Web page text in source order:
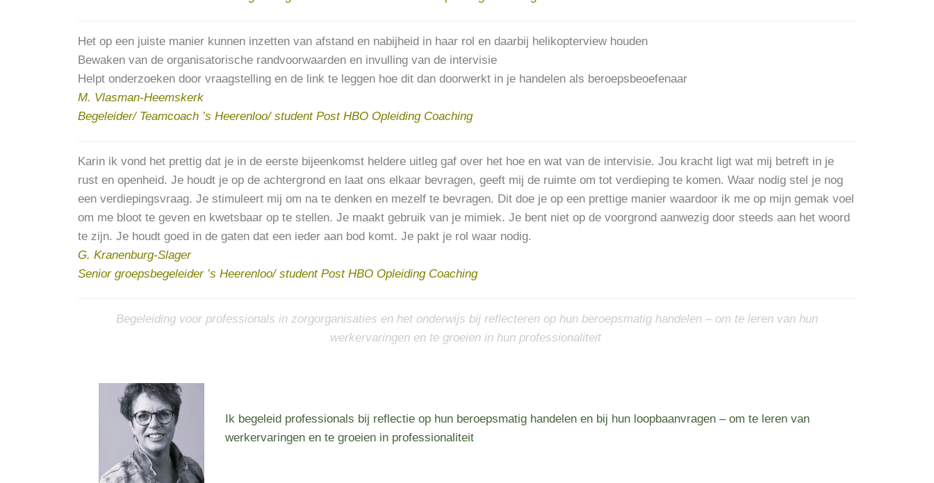
Het op een juiste manier kunnen inzetten van afstand en nabijheid in haar rol en daarbij helikopterview houden
Bewaken van de organisatorische randvoorwaarden en invulling van de intervisie
Helpt onderzoeken door vraagstelling en de link te leggen hoe dit dan doorwerkt in je handelen als beroepsbeoefenaar
M. Vlasman-Heemskerk
Begeleider/ Teamcoach ’s Heerenloo/ student Post HBO Opleiding Coaching
Karin ik vond het prettig dat je in de eerste bijeenkomst heldere uitleg gaf over het hoe en wat van de intervisie. Jou kracht ligt wat mij betreft in je
rust en openheid. Je houdt je op de achtergrond en laat ons elkaar bevragen, geeft mij de ruimte om tot verdieping te komen. Waar nodig stel je nog
een verdiepingsvraag. Je stimuleert mij om na te denken en mezelf te bevragen. Dit doe je op een prettige manier waardoor ik me op mijn gemak voel
om me bloot te geven en kwetsbaar op te stellen. Je maakt gebruik van je mimiek. Je bent niet op de voorgrond aanwezig door steeds aan het woord
te zijn. Je houdt goed in de gaten dat een ieder aan bod komt. Je pakt je rol waar nodig.
G. Kranenburg-Slager
Senior groepsbegeleider ’s Heerenloo/ student Post HBO Opleiding Coaching
Begeleiding voor professionals in zorgorganisaties en het onderwijs bij reflecteren op hun beroepsmatig handelen – om te leren van hun
werkervaringen en te groeien in hun professionaliteit
Ik begeleid professionals bij reflectie op hun beroepsmatig handelen en bij hun loopbaanvragen – om te leren van
werkervaringen en te groeien in professionaliteit